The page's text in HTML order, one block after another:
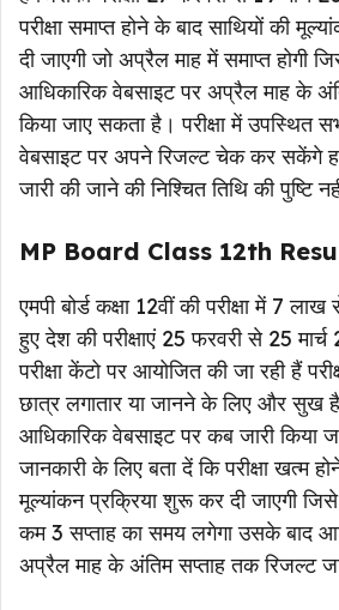
परीक्षा समाप्त होने के बाद साथियों की
दी जाएगी जो अप्रैल माह में समाप्त होगी
आधिकारिक वेबसाइट पर अप्रैल माह के
किया जाए सकता है। परीक्षा में उपस्थित
वेबसाइट पर अपने रिजल्ट चेक कर सकेंगे
जारी की जाने की निश्चित तिथि की पुष्टि
MP Board Class 12th
एमपी बोर्ड कक्षा 12वीं की परीक्षा में 7
हुए देश की परीक्षाएं 25 फरवरी से 25
परीक्षा केंटो पर आयोजित की जा रही हैं
छात्र लगातार या जानने के लिए और सुख है
आधिकारिक वेबसाइट पर कब जारी किया
जानकारी के लिए बता दें कि परीक्षा खत्म
मूल्यांकन प्रक्रिया शुरू कर दी जाएगी
कम 3 सप्ताह का समय लगेगा उसके बाद
अप्रैल माह के अंतिम सप्ताह तक रिजल्ट